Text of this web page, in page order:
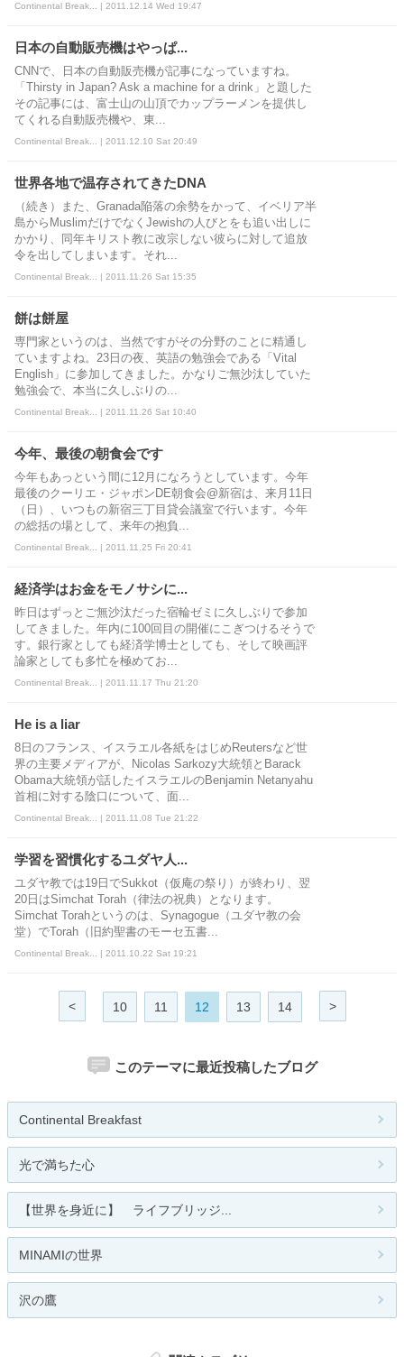
Continental Break... | 2011.12.14 Wed 19:47
日本の自動販売機はやっぱ...
CNNで、日本の自動販売機が記事になっていますね。
「Thirsty in Japan? Ask a machine for a drink」と題した
その記事には、富士山の山頂でカップラーメンを提供し
てくれる自動販売機や、東...
Continental Break... | 2011.12.10 Sat 20:49
世界各地で温存されてきたDNA
（続き）また、Granada陥落の余勢をかって、イベリア半
島からMuslimだけでなくJewishの人びとをも追い出しに
かかり、同年キリスト教に改宗しない彼らに対して追放
令を出してしまいます。それ...
Continental Break... | 2011.11.26 Sat 15:35
餅は餅屋
専門家というのは、当然ですがその分野のことに精通し
ていますよね。23日の夜、英語の勉強会である「Vital
English」に参加してきました。かなりご無沙汰していた
勉強会で、本当に久しぶりの...
Continental Break... | 2011.11.26 Sat 10:40
今年、最後の朝食会です
今年もあっという間に12月になろうとしています。今年
最後のクーリエ・ジャポンDE朝食会@新宿は、来月11日
（日）、いつもの新宿三丁目貸会議室で行います。今年
の総括の場として、来年の抱負...
Continental Break... | 2011.11.25 Fri 20:41
経済学はお金をモノサシに...
昨日はずっとご無沙汰だった宿輪ゼミに久しぶりで参加
してきました。年内に100回目の開催にこぎつけるそうで
す。銀行家としても経済学博士としても、そして映画評
論家としても多忙を極めてお...
Continental Break... | 2011.11.17 Thu 21:20
He is a liar
8日のフランス、イスラエル各紙をはじめReutersなど世
界の主要メディアが、Nicolas Sarkozy大統領とBarack
Obama大統領が話したイスラエルのBenjamin Netanyahu
首相に対する陰口について、面...
Continental Break... | 2011.11.08 Tue 21:22
学習を習慣化するユダヤ人...
ユダヤ教では19日でSukkot（仮庵の祭り）が終わり、翌
20日はSimchat Torah（律法の祝典）となります。
Simchat Torahというのは、Synagogue（ユダヤ教の会
堂）でTorah（旧約聖書のモーセ五書...
Continental Break... | 2011.10.22 Sat 19:21
< 10 11 12 13 14 >
このテーマに最近投稿したブログ
Continental Breakfast
光で満ちた心
【世界を身近に】 ライフブリッジ...
MINAMIの世界
沢の鷹